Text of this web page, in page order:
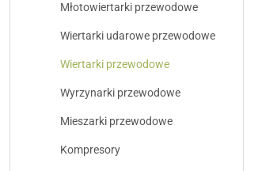
Młotowiertarki przewodowe
Wiertarki udarowe przewodowe
Wiertarki przewodowe
Wyrzynarki przewodowe
Mieszarki przewodowe
Kompresory